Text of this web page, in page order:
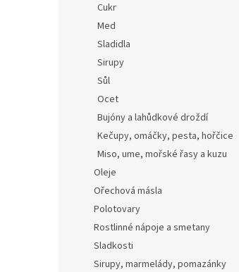
Cukr
Med
Sladidla
Sirupy
Sůl
Ocet
Bujóny a lahůdkové droždí
Kečupy, omáčky, pesta, hořčice
Miso, ume, mořské řasy a kuzu
Oleje
Ořechová másla
Polotovary
Rostlinné nápoje a smetany
Sladkosti
Sirupy, marmelády, pomazánky